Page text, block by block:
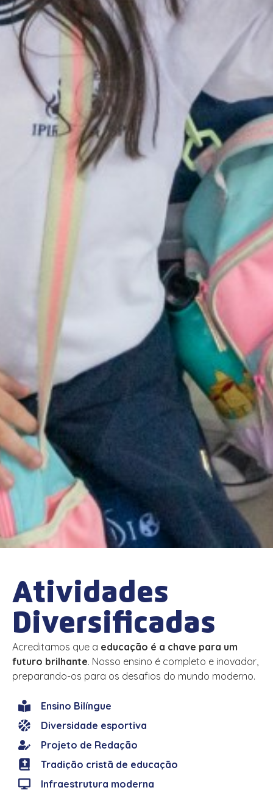
Atividades
Diversificadas
Acreditamos que a educação é a chave para um
futuro brilhante. Nosso ensino é completo e inovador,
preparando-os para os desafios do mundo moderno.
Ensino Bilíngue
Diversidade esportiva
Projeto de Redação
Tradição cristã de educação
Infraestrutura moderna